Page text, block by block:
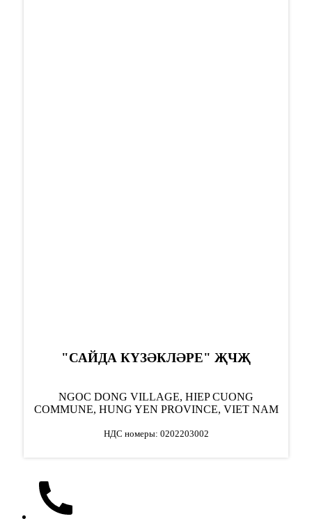
"САЙДА КҮЗӘКЛӘРЕ" ҖЧҖ
NGOC DONG VILLAGE, HIEP CUONG
COMMUNE, HUNG YEN PROVINCE, VIET NAM
НДС номеры: 0202203002